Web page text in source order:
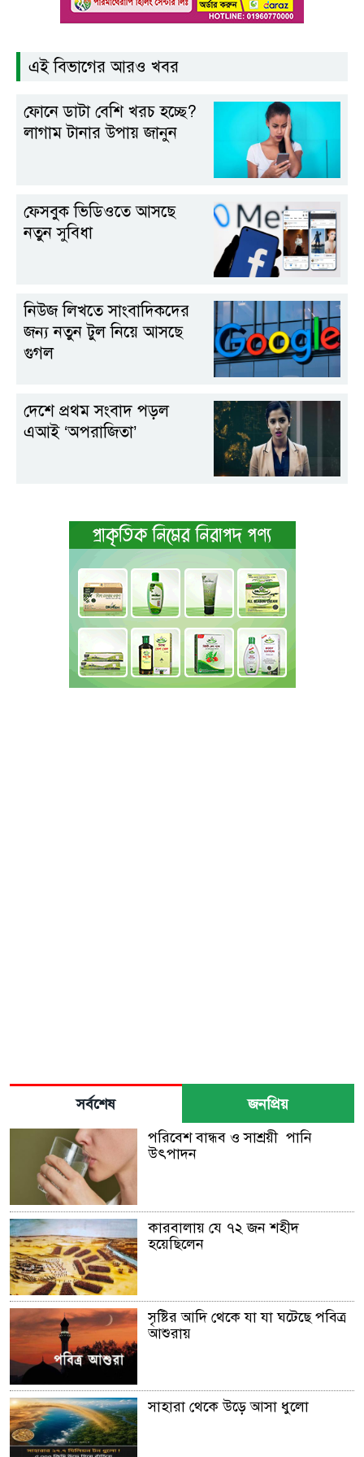
এই বিভাগের আরও খবর
ফোনে ডাটা বেশি খরচ হচ্ছে?
লাগাম টানার উপায় জানুন
ফেসবুক ভিডিওতে আসছে
নতুন সুবিধা
নিউজ লিখতে সাংবাদিকদের
জন্য নতুন টুল নিয়ে আসছে
গুগল
দেশে প্রথম সংবাদ পড়ল
এআই ‘অপরাজিতা’
সর্বশেষ
জনপ্রিয়
পরিবেশ বান্ধব ও সাশ্রয়ী পানি
উৎপাদন
কারবালায় যে ৭২ জন শহীদ
হয়েছিলেন
সৃষ্টির আদি থেকে যা যা ঘটেছে পবিত্র
আশুরায়
সাহারা থেকে উড়ে আসা ধুলো